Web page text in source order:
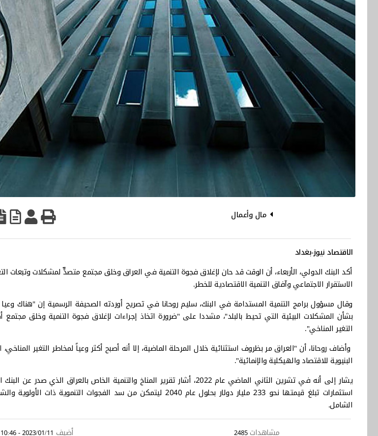
مال وأعمال
الاقتصاد نيوز-بغداد
أكد البنك الدولي، الأربعاء، أن الوقت قد حان لإغلاق فجوة التنمية في العراق وخلق مجتمع متصدٍّ لمشكلات وتبعات
الاستقرار الاجتماعي وآفاق التنمية الاقتصادية للخطر.
وقال مسؤول برامج التنمية المستدامة في البنك، سليم روحانا في تصريح أوردته الصحيفة الرسمية إن "هناك وعيا
بشأن المشكلات البيئية التي تحيط بالبلد"، مشددا على "ضرورة اتخاذ إجراءات لإغلاق فجوة التنمية وخلق مجتمع
التغير المناخي".
وأضاف روحانا، أن "العراق مر بظروف استثنائية خلال المرحلة الماضية، إلا أنه أصبح أكثر وعياً لمخاطر التغير
البنيوية للاقتصاد والهيكلية والإنمائية".
يشار إلى أنه في تشرين الثاني الماضي عام 2022، أشار تقرير المناخ والتنمية الخاص بالعراق
استثمارات تبلغ قيمتها نحو 233 مليار دولار بحلول عام 2040 ليتمكن من سد الفجوات
الشامل.
مشاهدات2485 أضيف 2023/01/11 - 10:46 AM